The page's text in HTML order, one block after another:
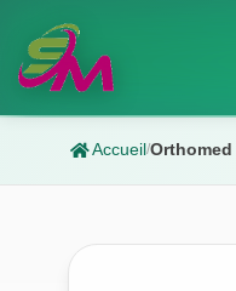
Accueil/